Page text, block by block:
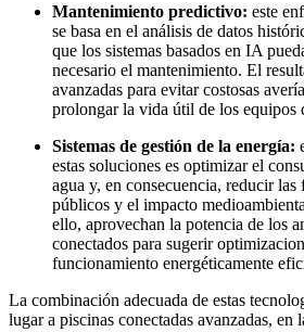
Mantenimiento predictivo: este
se basa en el análisis de datos
que los sistemas basados en IA
necesario el mantenimiento. El
avanzadas para evitar costosas
prolongar la vida útil de los equipos
Sistemas de gestión de la energía:
estas soluciones es optimizar el
agua y, en consecuencia, reducir las
públicos y el impacto
ello, aprovechan la potencia de los
conectados para sugerir
funcionamiento energéticamente
La combinación adecuada de estas
lugar a piscinas conectadas avanzadas, en